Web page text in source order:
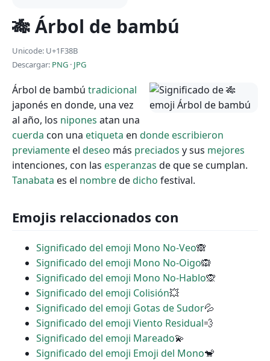
🎋 Árbol de bambú
Unicode: U+1F38B
Descargar: PNG · JPG
Árbol de bambú tradicional
japonés en donde, una vez
al año, los nipones atan una
cuerda con una etiqueta en donde escribieron
previamenteel deseo más preciados y sus mejores
intenciones, con las esperanzas de que se cumplan.
Tanabata es el nombrededicho festival.
Emojis relaccionados con
Significado del emoji Mono No-Veo🙈
Significado del emoji Mono No-Oigo🙉
Significado del emoji Mono No-Hablo🙊
Significado del emoji Colisión💥
Significado del emoji Gotas de Sudor💦
Significado del emoji Viento Residual💨
Significado del emoji Mareado💫
Significado del emoji Emoji del Mono🐒